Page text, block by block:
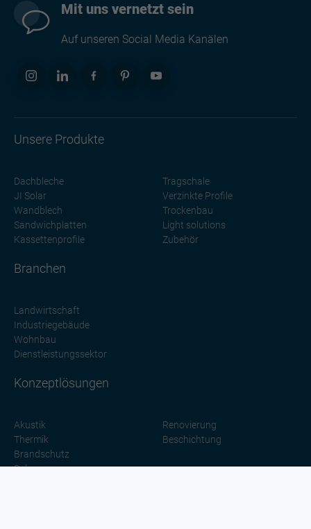
Mit uns vernetzt sein
Auf unseren Social Media Kanälen
Unsere Produkte
Dachbleche
JI Solar
Wandblech
Sandwichplatten
Kassettenprofile
Tragschale
Verzinkte Profile
Trockenbau
Light solutions
Zubehör
Branchen
Landwirtschaft
Industriegebäude
Wohnbau
Dienstleistungssektor
Konzeptlösungen
Akustik
Thermik
Brandschutz
Solar
Renovierung
Beschichtung